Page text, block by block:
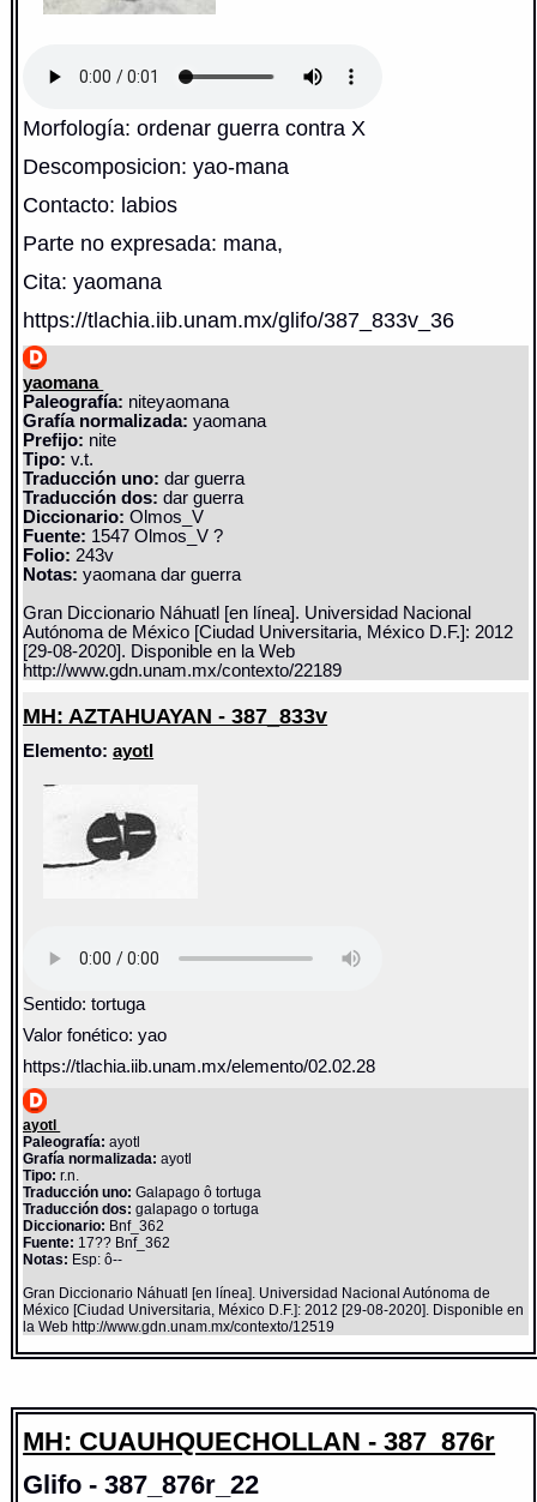
Morfología: ordenar guerra contra X
Descomposicion: yao-mana
Contacto: labios
Parte no expresada: mana,
Cita: yaomana
https://tlachia.iib.unam.mx/glifo/387_833v_36
yaomana
Paleografía: niteyaomana
Grafía normalizada: yaomana
Prefijo: nite
Tipo: v.t.
Traducción uno: dar guerra
Traducción dos: dar guerra
Diccionario:Olmos_V
Fuente: 1547 Olmos_V ?
Folio: 243v
Notas: yaomana dar guerra
Gran Diccionario Náhuatl [en línea]. Universidad Nacional
Autónoma de México [Ciudad Universitaria, México D.F.]: 2012
[29-08-2020]. Disponible en la Web
http://www.gdn.unam.mx/contexto/22189
MH: AZTAHUAYAN - 387_833v
Elemento:ayotl
Sentido: tortuga
Valor fonético: yao
https://tlachia.iib.unam.mx/elemento/02.02.28
ayotl
Paleografía: ayotl
Grafía normalizada: ayotl
Tipo: r.n.
Traducción uno: Galapago ô tortuga
Traducción dos: galapago o tortuga
Diccionario: Bnf_362
Fuente: 17?? Bnf_362
Notas: Esp: ô--
Gran Diccionario Náhuatl [en línea]. Universidad Nacional Autónoma de
México [Ciudad Universitaria, México D.F.]: 2012 [29-08-2020]. Disponible en
la Web http://www.gdn.unam.mx/contexto/12519
MH: CUAUHQUECHOLLAN - 387_876r
Glifo - 387_876r_22